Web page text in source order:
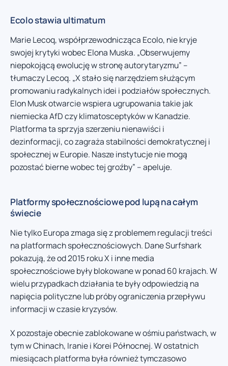
Ecolo stawia ultimatum
Marie Lecoq, współprzewodnicząca Ecolo, nie kryje
swojej krytyki wobec Elona Muska. „Obserwujemy
niepokojącą ewolucję w stronę autorytaryzmu” –
tłumaczy Lecoq. „X stało się narzędziem służącym
promowaniu radykalnych idei i podziałów społecznych.
Elon Musk otwarcie wspiera ugrupowania takie jak
niemiecka AfD czy klimatosceptyków w Kanadzie.
Platforma ta sprzyja szerzeniu nienawiści i
dezinformacji, co zagraża stabilności demokratycznej i
społecznej w Europie. Nasze instytucje nie mogą
pozostać bierne wobec tej groźby” – apeluje.
Platformy społecznościowe pod lupą na całym
świecie
Nie tylko Europa zmaga się z problemem regulacji treści
na platformach społecznościowych. Dane Surfshark
pokazują, że od 2015 roku X i inne media
społecznościowe były blokowane w ponad 60 krajach. W
wielu przypadkach działania te były odpowiedzią na
napięcia polityczne lub próby ograniczenia przepływu
informacji w czasie kryzysów.
X pozostaje obecnie zablokowane w ośmiu państwach, w
tym w Chinach, Iranie i Korei Północnej. W ostatnich
miesiącach platforma była również tymczasowo